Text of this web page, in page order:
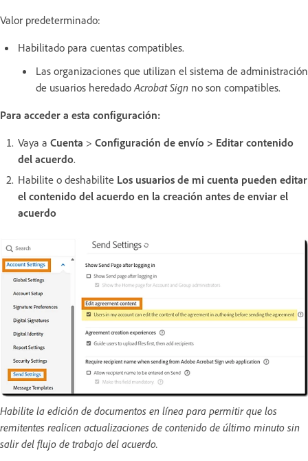
Valor predeterminado:
Habilitado para cuentas compatibles.
Las organizaciones que utilizan el sistema de administración
de usuarios heredado Acrobat Sign no son compatibles.
Para acceder a esta configuración:
Vaya a Cuenta > Configuración de envío > Editar contenido
del acuerdo.
Habilite o deshabilite Los usuarios de mi cuenta pueden editar
el contenido del acuerdo en la creación antes de enviar el
acuerdo
Habilite la edición de documentos en línea para permitir que los
remitentes realicen actualizaciones de contenido de último minuto sin
salir del flujo de trabajo del acuerdo.